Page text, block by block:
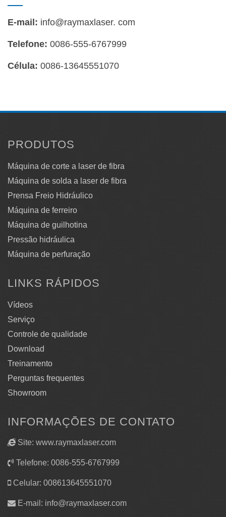
E-mail: info@raymaxlaser. com
Telefone: 0086-555-6767999
Célula: 0086-13645551070
PRODUTOS
Máquina de corte a laser de fibra
Máquina de solda a laser de fibra
Prensa Freio Hidráulico
Máquina de ferreiro
Máquina de guilhotina
Pressão hidráulica
Máquina de perfuração
LINKS RÁPIDOS
Vídeos
Serviço
Controle de qualidade
Download
Treinamento
Perguntas frequentes
Showroom
INFORMAÇÕES DE CONTATO
Site: www.raymaxlaser.com
Telefone: 0086-555-6767999
Celular: 008613645551070
E-mail: info@raymaxlaser.com